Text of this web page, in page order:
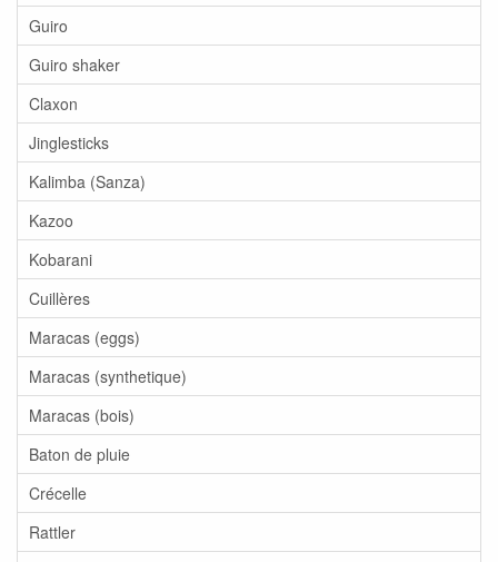
Guiro
Guiro shaker
Claxon
Jinglesticks
Kalimba (Sanza)
Kazoo
Kobarani
Cuillères
Maracas (eggs)
Maracas (synthetique)
Maracas (bois)
Baton de pluie
Crécelle
Rattler